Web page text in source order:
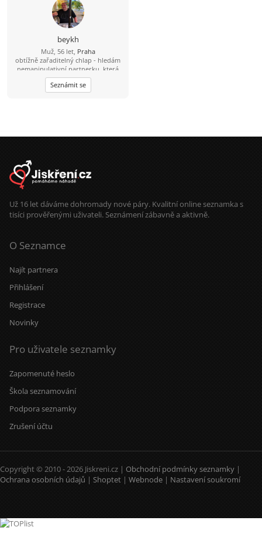
beykh
Muž, 56 let, Praha
obtížně zařaditelný chlap - hledám
nemanipulativní partnerku, která
nenosí masky, netahá za sebou stíny
a nemá zálibu v dramatech.... Je
taková? je jich málo, pro takovou si
Seznámit se
Už 16 let dáváme dohromady nové páry. Kvalitní online seznamka s
tisíci prověřenými uživateli. Seznámení zábavně a aktivně.
O Seznamce
Najít partnera
Přihlášení
Registrace
Novinky
Pro uživatele seznamky
Zapomenuté heslo
Škola seznamování
Podpora seznamky
Zrušení účtu
Copyright © 2010 - 2026 Jiskreni.cz | Obchodní podmínky seznamky |
Ochrana osobních údajů | Shoptet | Webnode | Nastavení soukromí